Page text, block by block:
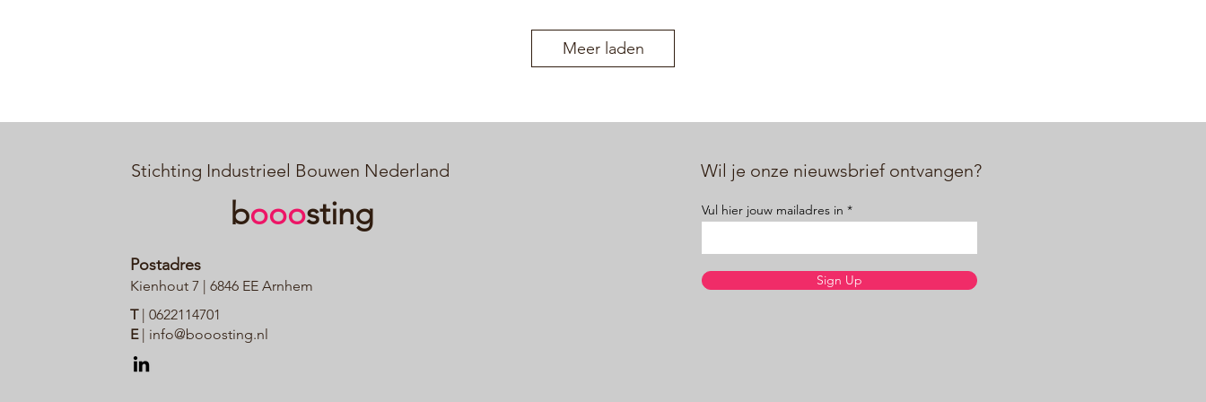
Meer laden
Stichting Industrieel Bouwen Nederland
booosting
Postadres
Kienhout 7 | 6846 EE Arnhem
T| 0622114701
E | info@booosting.nl
Wil je onze nieuwsbrief ontvangen?
Vul hier jouw mailadres in
Sign Up